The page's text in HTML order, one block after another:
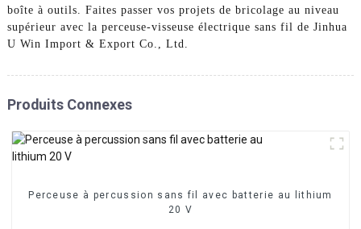
boîte à outils. Faites passer vos projets de bricolage au niveau
supérieur avec la perceuse-visseuse électrique sans fil de Jinhua
U Win Import & Export Co., Ltd.
Produits Connexes
Perceuse à percussion sans fil avec batterie au lithium
20 V